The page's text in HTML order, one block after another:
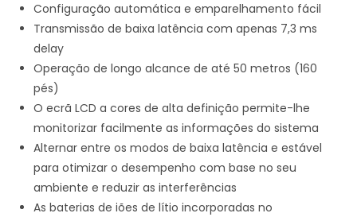
Configuração automática e emparelhamento fácil
Transmissão de baixa latência com apenas 7,3 ms
delay
Operação de longo alcance de até 50 metros (160
pés)
O ecrã LCD a cores de alta definição permite-lhe
monitorizar facilmente as informações do sistema
Alternar entre os modos de baixa latência e estável
para otimizar o desempenho com base no seu
ambiente e reduzir as interferências
As baterias de iões de lítio incorporadas no